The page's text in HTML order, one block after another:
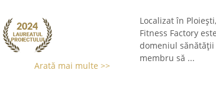
Arată mai multe >>
Localizat în
Fitness Factory
domeniul
membru să ...